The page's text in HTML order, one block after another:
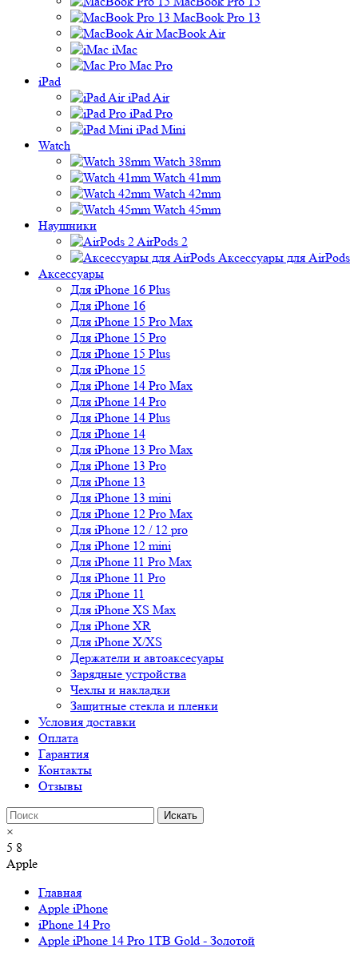
MacBook Pro 13
MacBook Air
iMac
Mac Pro
iPad
iPad Air
iPad Pro
iPad Mini
Watch
Watch 38mm
Watch 41mm
Watch 42mm
Watch 45mm
Наушники
AirPods 2
Аксессуары для AirPods
Аксессуары
Для iPhone 16 Plus
Для iPhone 16
Для iPhone 15 Pro Max
Для iPhone 15 Pro
Для iPhone 15 Plus
Для iPhone 15
Для iPhone 14 Pro Max
Для iPhone 14 Pro
Для iPhone 14 Plus
Для iPhone 14
Для iPhone 13 Pro Max
Для iPhone 13 Pro
Для iPhone 13
Для iPhone 13 mini
Для iPhone 12 Pro Max
Для iPhone 12 / 12 pro
Для iPhone 12 mini
Для iPhone 11 Pro Max
Для iPhone 11 Pro
Для iPhone 11
Для iPhone XS Max
Для iPhone XR
Для iPhone X/XS
Держатели и автоаксесуары
Зарядные устройства
Чехлы и накладки
Защитные стекла и пленки
Условия доставки
Оплата
Гарантия
Контакты
Отзывы
×
5 8
Apple
Главная
Apple iPhone
iPhone 14 Pro
Apple iPhone 14 Pro 1TB Gold - Золотой